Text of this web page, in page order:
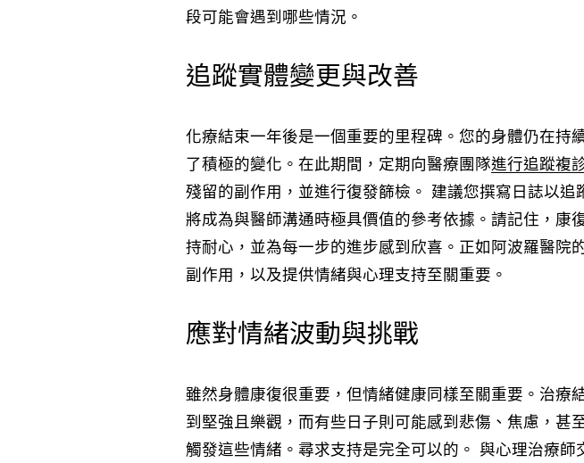
段可能會遇到哪些情況。
追蹤實體變更與改善
化療結束一年後是一個重要的里程碑。您的身體仍在持
了積極的變化。在此期間，定期向醫療團隊進行追蹤複
殘留的副作用，並進行復發篩檢。 建議您撰寫日誌以
將成為與醫師溝通時極具價值的參考依據。請記住，康
持耐心，並為每一步的進步感到欣喜。正如阿波羅醫院
副作用，以及提供情緒與心理支持至關重要。
應對情緒波動與挑戰
雖然身體康復很重要，但情緒健康同樣至關重要。治
到堅強且樂觀，而有些日子則可能感到悲傷、焦慮，
觸發這些情緒。尋求支持是完全可以的。 與心理治療師